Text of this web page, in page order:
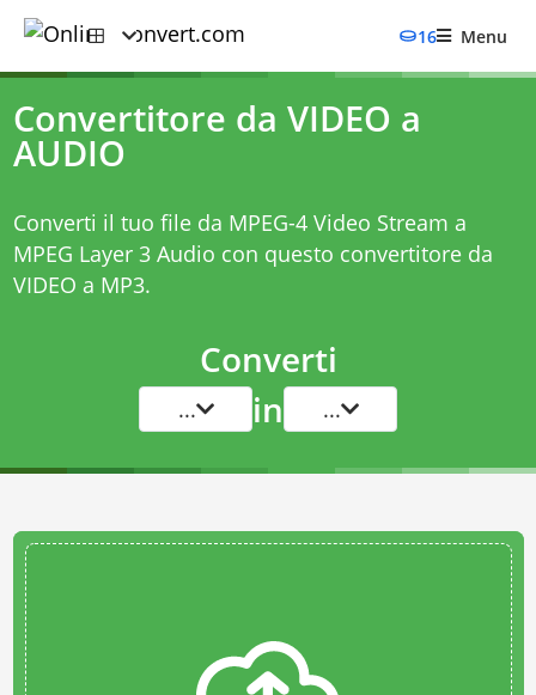
16 Menu
Convertitore da VIDEO a
AUDIO
Converti il tuo file da MPEG-4 Video Stream a
MPEG Layer 3 Audio con questo convertitore da
VIDEO a MP3.
Converti
... in ...